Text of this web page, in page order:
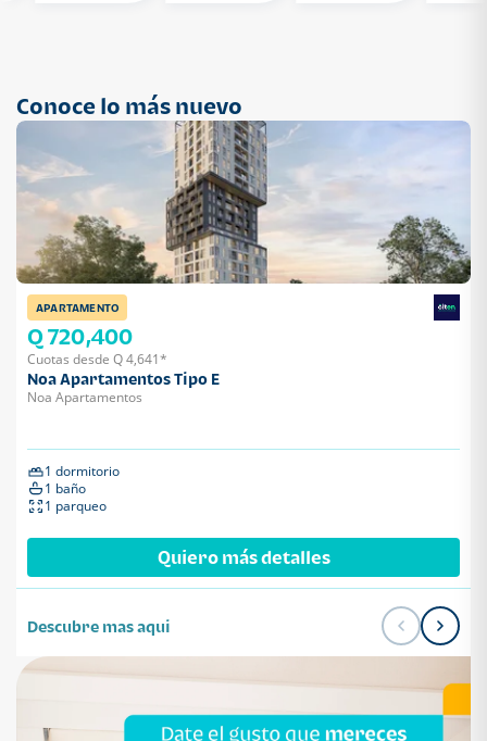
Conoce lo más nuevo
APARTAMENTO
Q 720,400
Cuotas desde Q 4,641*
Noa Apartamentos Tipo E
Noa Apartamentos
1 dormitorio
1 baño
1 parqueo
Quiero más detalles
Descubre mas aqui